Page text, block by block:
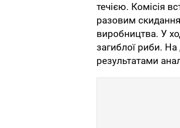
течією. Комісія
разовим
виробництва. У
загиблої риби.
результатами